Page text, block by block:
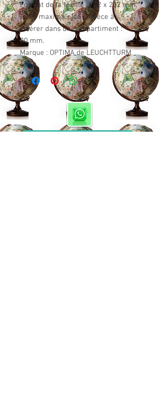
Format de la feuille : 202 x 252 mm.
Taille maximale de la pièce à
insérer dans un compartiment :
20 mm.
Marque : OPTIMA de LEUCHTTURM.